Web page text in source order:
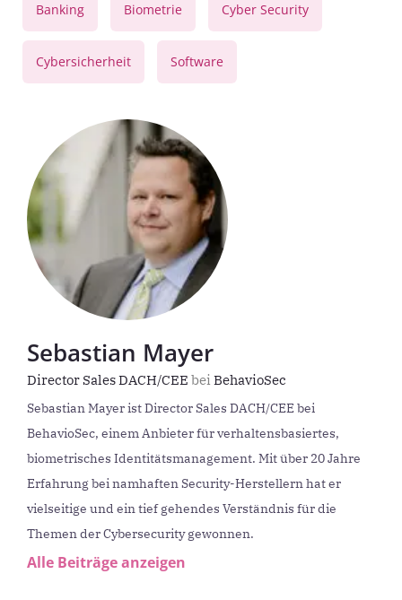
Banking Biometrie Cyber Security
Cybersicherheit Software
Sebastian Mayer
Director Sales DACH/CEE beiBehavioSec
Sebastian Mayer ist Director Sales DACH/CEE bei
BehavioSec, einem Anbieter für verhaltensbasiertes,
biometrisches Identitätsmanagement. Mit über 20 Jahre
Erfahrung bei namhaften Security-Herstellern hat er
vielseitige und ein tief gehendes Verständnis für die
Themen der Cybersecurity gewonnen.
Alle Beiträge anzeigen